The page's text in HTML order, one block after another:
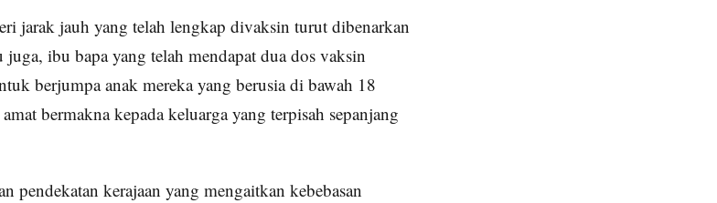
jarak jauh yang telah lengkap divaksin turut dibenarkan
ibu bapa yang telah mendapat dua dos vaksin
berjumpa anak mereka yang berusia di bawah 18
bermakna kepada keluarga yang terpisah sepanjang
pendekatan kerajaan yang mengaitkan kebebasan